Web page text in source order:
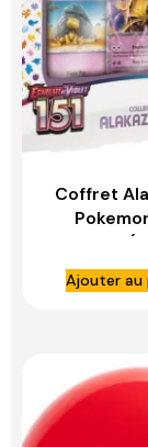
Coffret
Français
Ajouter au